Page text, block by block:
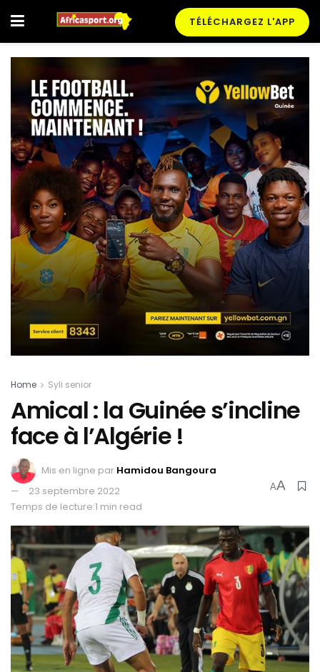
TÉLÉCHARGEZ L'APP
Home Syli senior
Amical : la Guinée s’incline
face à l’Algérie !
Mis en ligne par Hamidou Bangoura
23 septembre 2022
Temps de lecture:1 min read
AA